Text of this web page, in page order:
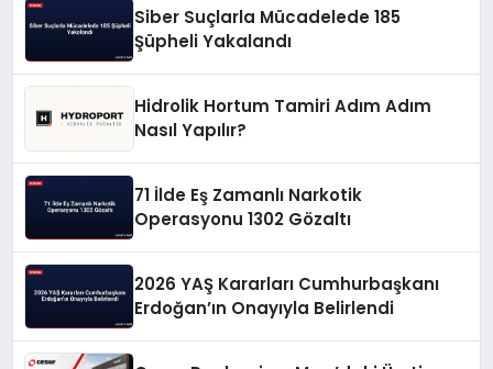
Siber Suçlarla Mücadelede 185
Şüpheli Yakalandı
Hidrolik Hortum Tamiri Adım Adım
Nasıl Yapılır?
71 İlde Eş Zamanlı Narkotik
Operasyonu 1302 Gözaltı
2026 YAŞ Kararları Cumhurbaşkanı
Erdoğan’ın Onayıyla Belirlendi